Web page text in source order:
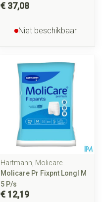
€ 37,08
Niet beschikbaar
Hartmann, Molicare
Molicare Pr Fixpnt Longl M
5 P/s
€ 12,19